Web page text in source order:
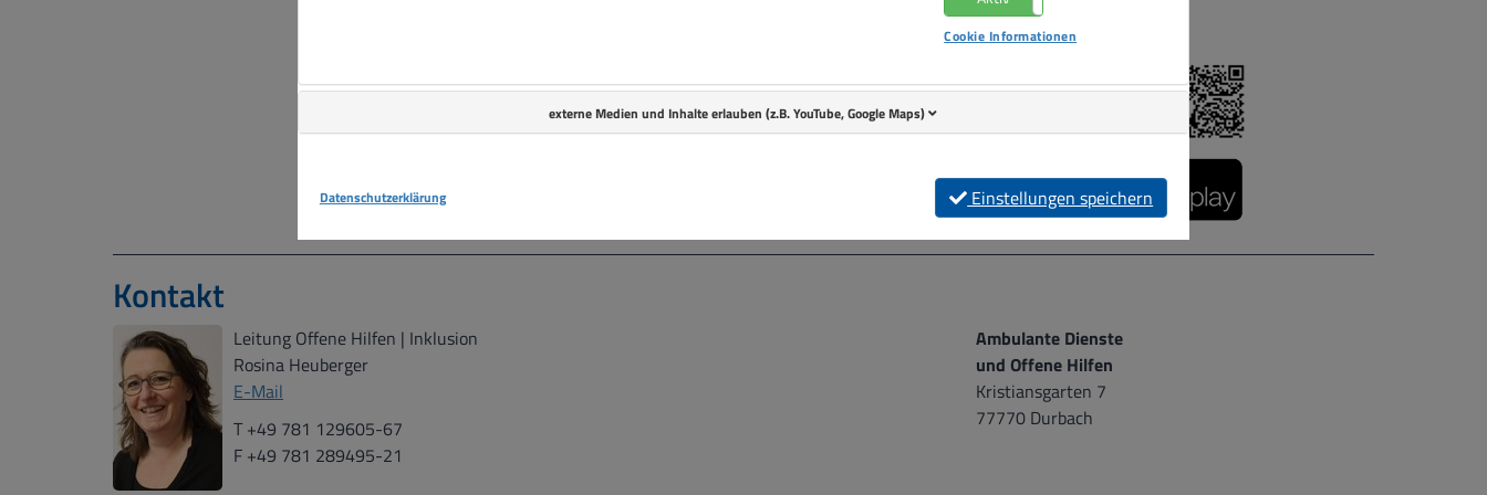
Kontakt
Leitung Offene Hilfen | Inklusion
Rosina Heuberger
E-Mail
T +49 781 129605-67
F +49 781 289495-21
Ambulante Dienste
und Offene Hilfen
Kristiansgarten 7
77770 Durbach
Cookie Informationen
externe Medien und Inhalte erlauben (z.B. YouTube, Google Maps)
Datenschutzerklärung Einstellungen speichern